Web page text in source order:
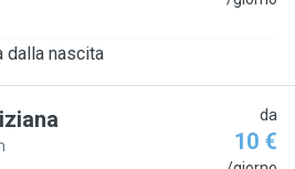
dalla nascita
da
10 €